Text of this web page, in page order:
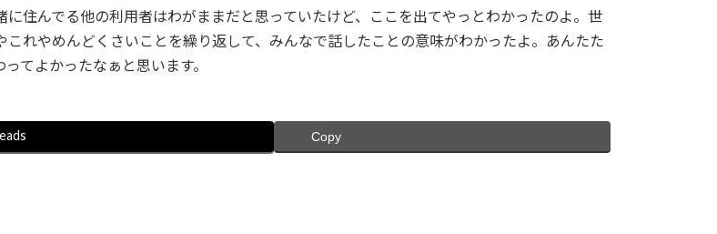
住んでる他の利用者はわがままだと思っていたけど、ここを出てやっとわかったのよ。世
れやめんどくさいことを繰り返して、みんなで話したことの意味がわかったよ。あんたた
てよかったなぁと思います。
Copy